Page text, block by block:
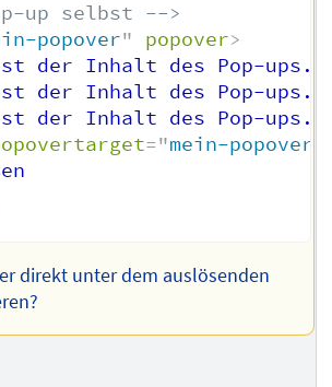
up selbst -->
popover" popover>
der Inhalt des Pop-ups.
der Inhalt des Pop-ups.
der Inhalt des Pop-ups.
="mein-popover
direkt unter dem auslösenden